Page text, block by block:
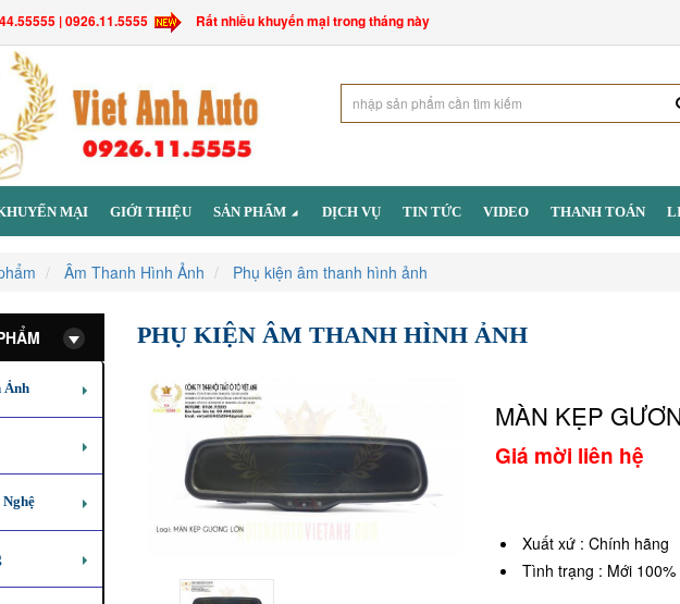
| 0926.11.5555 Rất nhiều khuyến mại trong tháng này
MẠI GIỚI THIỆU SẢN PHẨM DỊCH VỤ TIN TỨC VIDEO THANH TOÁN
Âm Thanh Hình Ảnh Phụ kiện âm thanh hình ảnh
Ảnh
Nghệ
PHỤ KIỆN ÂM THANH HÌNH ẢNH
MÀN KẸP
Giá mời liên hệ
Xuất xứ :Chính hãng
Tình trạng : Mới 100%